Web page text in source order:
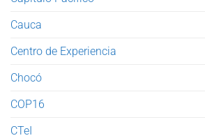
Cauca
Centro de Experiencia
Chocó
COP16
CTeI